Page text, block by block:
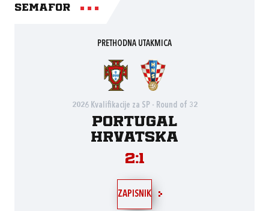
Semafor
PRETHODNA UTAKMICA
2026 Kvalifikacije za SP - Round of 32
Portugal
Hrvatska
2:1
ZAPISNIK